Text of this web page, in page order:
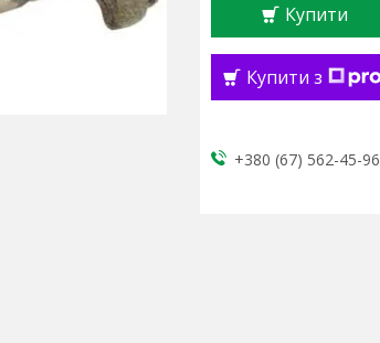
Купити
Купити з
+380 (67) 562-45-96